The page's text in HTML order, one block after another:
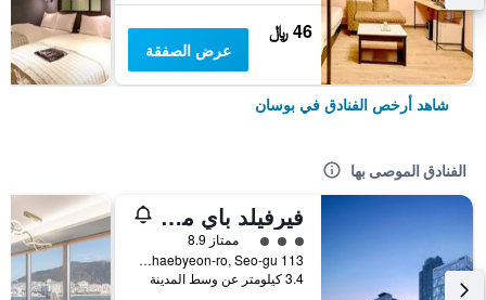
46 ﷼
عرض الصفقة
شاهد أرخص الفنادق في بوسان
الفنادق الموصى بها
فيرفيلد باي ماريوت بوسان سونجدو بيتش
تقييم فئة 3ممتاز 8.9
113 Songdohaebyeon-ro, Seo-gu, بوسان, كوريا الجنوبية
3.4 كيلومتر عن وسط المدينة